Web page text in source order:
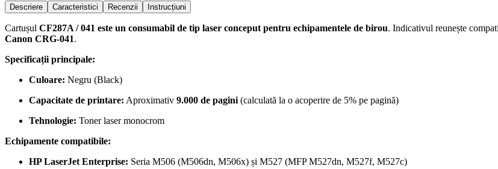
Descriere Caracteristici Recenzii Instrucțiuni
Cartușul CF287A / 041 este un consumabil de tip laser conceput pentru echipamentele de birou. Indicativul reunește
Canon CRG-041.
Specificații principale:
Culoare: Negru (Black)
Capacitate de printare: Aproximativ 9.000 de pagini (calculată la o acoperire de 5% pe pagină)
Tehnologie: Toner laser monocrom
Echipamente compatibile:
HP LaserJet Enterprise: Seria M506 (M506dn, M506x) și M527 (MFP M527dn, M527f, M527c)